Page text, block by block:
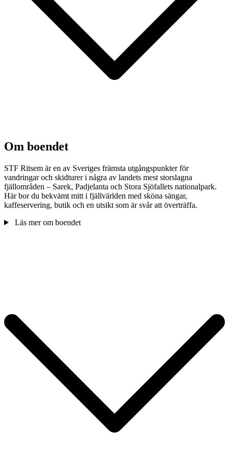
Om boendet
STF Ritsem är en av Sveriges främsta utgångspunkter för
vandringar och skidturer i några av landets mest storslagna
fjällområden – Sarek, Padjelanta och Stora Sjöfallets nationalpark.
Här bor du bekvämt mitt i fjällvärlden med sköna sängar,
kaffeservering, butik och en utsikt som är svår att överträffa.
Läs mer om boendet